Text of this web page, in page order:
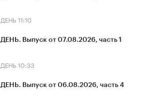
ДЕНЬ 11:10
ДЕНЬ. Выпуск от 07.08.2026, часть 1
ДЕНЬ 10:33
ДЕНЬ. Выпуск от 06.08.2026, часть 4